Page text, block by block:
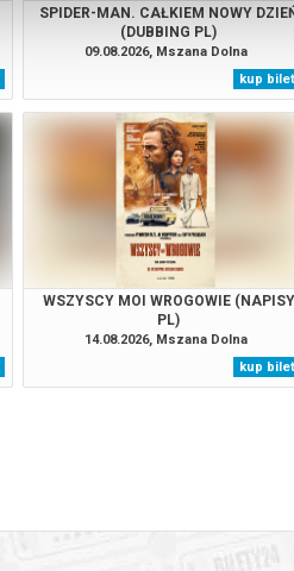
SPIDER-MAN. CAŁKIEM NOWY
(DUBBING PL)
09.08.2026, Mszana Dolna
kup bilet
WSZYSCY MOI WROGOWIE (NAPISY
PL)
14.08.2026, Mszana Dolna
kup bilet